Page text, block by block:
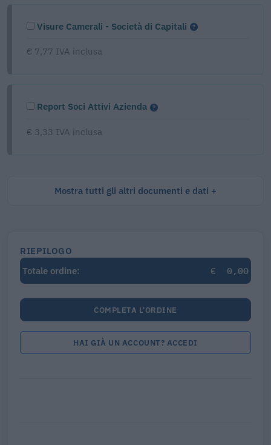
Visure Camerali - Società di Capitali
€ 7,77 IVA inclusa
Report Soci Attivi Azienda
€ 3,33 IVA inclusa
Mostra tutti gli altri documenti e dati
RIEPILOGO
Totale ordine:
€ 0,00
COMPLETA L'ORDINE
HAI GIÀ UN ACCOUNT? ACCEDI